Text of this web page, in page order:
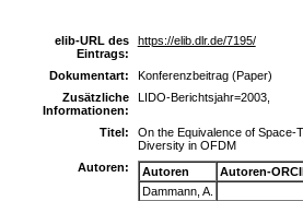
elib-URL des
Eintrags:
https://elib.dlr.de/7195/
Dokumentart:
Konferenzbeitrag (Paper)
Zusätzliche
Informationen:
LIDO-Berichtsjahr=2003,
Titel:
On the Equivalence of Space-
Diversity in OFDM
Autoren:
Autoren
Autoren-
Dammann, A.